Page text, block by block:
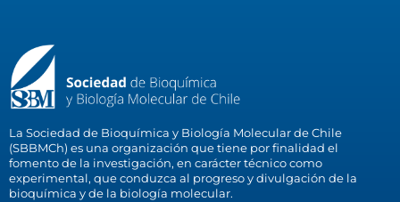
La Sociedad de Bioquímica y Biología Molecular de Chile
(SBBMCh) es una organización que tiene por finalidad el
fomento de la investigación, en carácter técnico como
experimental, que conduzca al progreso y divulgación de la
bioquímica y de la biología molecular.